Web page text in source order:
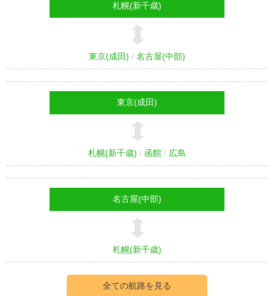
札幌(新千歳)
東京(成田) 名古屋(中部)
東京(成田)
札幌(新千歳) 函館 広島
名古屋(中部)
札幌(新千歳)
全ての航路を見る